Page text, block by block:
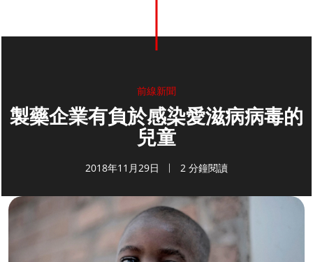
前線新聞
製藥企業有負於感染愛滋病病毒的
兒童
2018年11月29日 2 分鐘閱讀